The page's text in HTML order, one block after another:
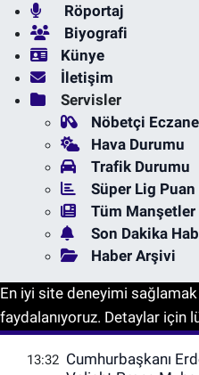
Röportaj
Biyografi
Künye
İletişim
Servisler
Nöbetçi
Hava Durumu
Trafik Durumu
Süper Lig
Tüm Manşetler
Son Dakika
Haber Arşivi
En iyi site deneyimi
faydalanıyoruz. Detaylar için
13:32 Cumhurbaşkanı